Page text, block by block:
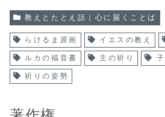
教えとたとえ話｜心に届くことば
らけるま原画 イエスの教え
ルカの福音書 主の祈り
祈りの姿勢